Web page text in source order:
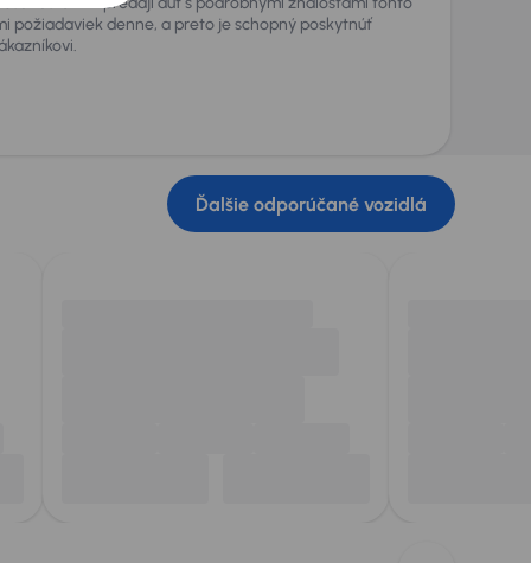
požiadaviek denne, a preto je schopný poskytnúť
Ďalšie odporúčané vozidlá